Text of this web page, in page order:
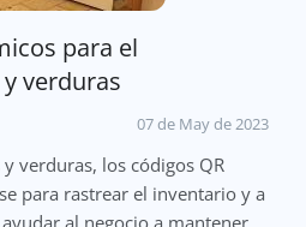
para el
verduras
07 de May de 2023
verduras, los códigos QR
para rastrear el inventario y a
al negocio a mantener